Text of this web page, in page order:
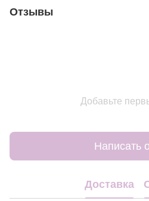
Отзывы
Добавьте
Написать
Доставка